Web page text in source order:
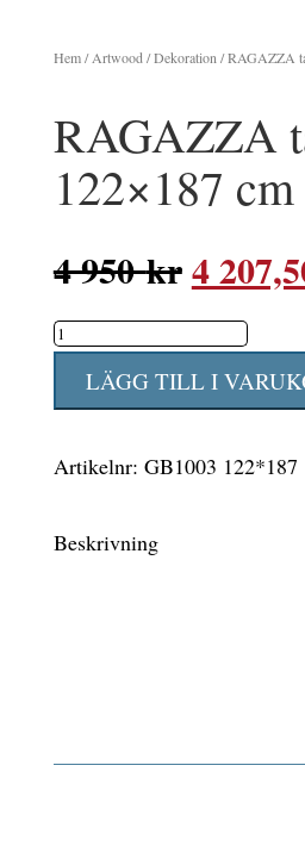
Hem/Artwood /Dekoration / RAGAZZA
RAGAZZA
122×187 cm
4 950krDet
priset
var:
950 kr.
4
RAGAZZA
tavla
122x187
LÄGG TILL I
Artikelnr: GB1003 122*187
Beskrivning